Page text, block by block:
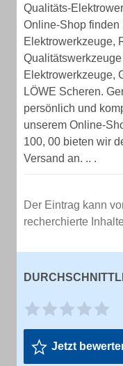
Qualitäts-
Online-Shop
Elektrowerkzeuge,
Elektrowerkzeuge,
LÖWE Scheren.
persönlich und
unserem Online-
100, 00 bieten wir
Versand an. .. .
Der Eintrag kann
recherchierte
Jetzt